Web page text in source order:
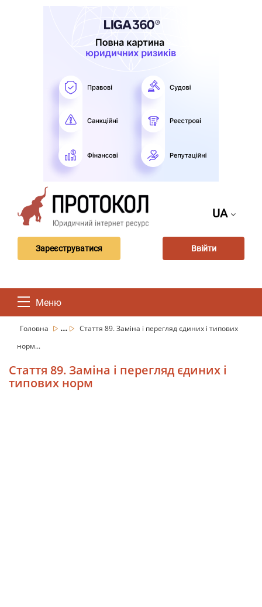
UA
Зареєструватися Ввійти
Меню
Головна ...
Стаття 89. Заміна і перегляд єдиних і типових
норм...
Стаття 89. Заміна і перегляд єдиних і
типових норм